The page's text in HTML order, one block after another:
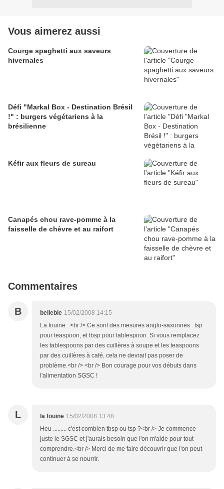
Vous aimerez aussi
Courge spaghetti aux saveurs
hivernales
Défi "Markal Box - Destination Brésil
!" : burgers végétariens à la
brésilienne
Kéfir aux fleurs de sureau
Canapés chou rave-pomme à la
faisselle de chèvre et au raifort
Commentaires
B belleble 15/02/2008 14:15
La fouine : <br /> Ce sont des mesures anglo-saxonnes : tsp
pour teaspoon, et tbsp pour tablespoon. Si vous remplacez
les tablespoons par des cuillères à soupe et les teaspoons
par des cuillères à café, cela ne devrait pas poser de
problème.<br /> <br /> Bon courage pour vos débuts dans
l'alimentation SGSC !
L la fouine 15/02/2008 13:48
Heu ......... c'est combien tbsp ou tsp ?<br /> Je commence
juste le SGSC et j'aurais besoin que l'on m'aide pour tout
comprendre.<br /> Merci de me faire découvrir que l'on peut
continuer à se nourrir.